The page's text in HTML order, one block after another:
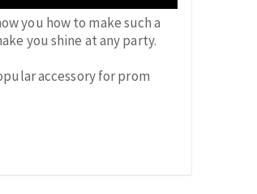
you how to make such a
you shine at any party.
accessory for prom